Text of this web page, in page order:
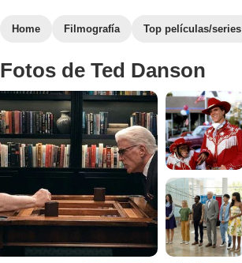
Home Filmografía Top películas/series
Fotos de Ted Danson